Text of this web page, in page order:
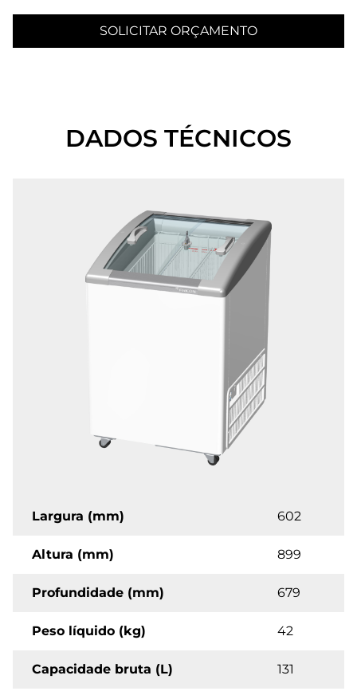
SOLICITAR ORÇAMENTO
DADOS TÉCNICOS
Largura (mm) 602
Altura (mm) 899
Profundidade (mm) 679
Peso líquido (kg) 42
Capacidade bruta (L) 131